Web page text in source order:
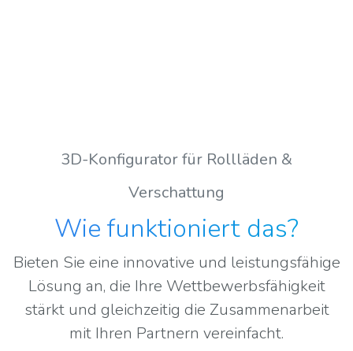
3D-Konfigurator für Rollläden &
Verschattung
Wie funktioniert das?
Bieten Sie eine innovative und leistungsfähige
Lösung an, die Ihre Wettbewerbsfähigkeit
stärkt und gleichzeitig die Zusammenarbeit
mit Ihren Partnern vereinfacht.